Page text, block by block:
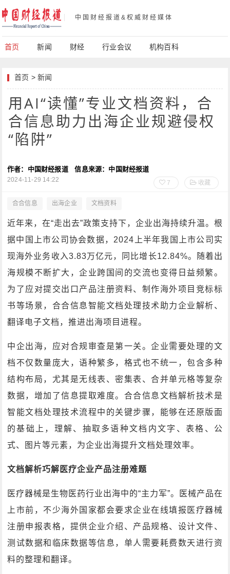
中国财经报道&权威财经媒体
首页 新闻 财经 行业会议 机构百科
首页 >新闻
用AI“读懂”专业文档资料，合
合信息助力出海企业规避侵权
“陷阱”
作者：中国财经报道 信息来源：中国财经报道
2024-11-29 14:22 7 收藏
合合信息 出海企业 文档资料
近年来，在“走出去”政策支持下，企业出海持续升温。根
据中国上市公司协会数据，2024上半年我国上市公司实
现海外业务收入3.83万亿元，同比增长12.84%。随着出
海规模不断扩大，企业跨国间的交流也变得日益频繁。
为了应对提交出口产品注册资料、制作海外项目竞标标
书等场景，合合信息智能文档处理技术助力企业解析、
翻译电子文档，推进出海项目进程。
中企出海，应对合规审查是第一关。企业需要处理的文
档不仅数量庞大，语种繁多，格式也不统一，包含多种
结构布局，尤其是无线表、密集表、合并单元格等复杂
数据，增加了信息提取难度。合合信息文档解析技术是
智能文档处理技术流程中的关键步骤，能够在还原版面
的基础上，理解、抽取多语种文档内文字、表格、公
式、图片等元素，为企业出海提升文档处理效率。
文档解析巧解医疗企业产品注册难题
医疗器械是生物医药行业出海中的“主力军”。医械产品在
上市前，不少海外国家都会要求企业在线填报医疗器械
注册申报表格，提供企业介绍、产品规格、设计文件、
测试数据和临床数据等信息，单人需要耗费数天进行资
料的整理和翻译。